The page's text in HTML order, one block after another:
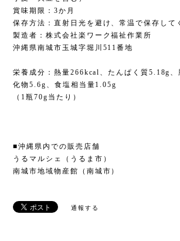
賞味期限：3か月
保存方法：直射日光を避け、常温で保存して
製造者：株式会社楽ワーク福祉作業所
沖縄県南城市玉城字堀川511番地
栄養成分：熱量266kcal、たんぱく質5.18g
化物5.6g、食塩相当量1.05g
（1瓶70g当たり）
■沖縄県内での販売店舗
うるマルシェ（うるま市）
南城市地域物産館（南城市）
通報する